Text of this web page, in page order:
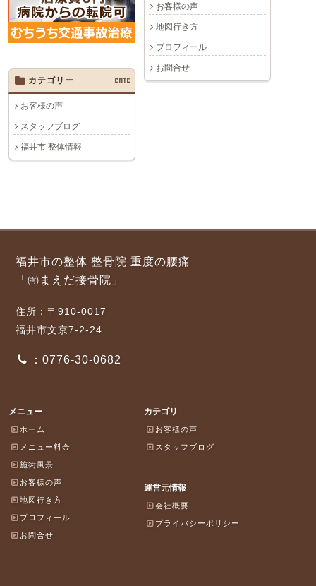
お客様の声
地図行き方
プロフィール
お問合せ
カテゴリー
CATE
お客様の声
スタッフブログ
福井市 整体情報
福井市の整体 整骨院 重度の腰痛
「㈲まえだ接骨院」
住所：〒910-0017
福井市文京7-2-24
：0776-30-0682
メニュー
ホーム
メニュー料金
施術風景
お客様の声
地図行き方
プロフィール
お問合せ
カテゴリ
お客様の声
スタッフブログ
運営元情報
会社概要
プライバシーポリシー